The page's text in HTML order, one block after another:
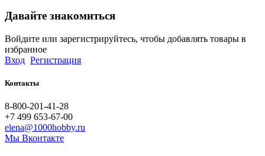
Давайте знакомиться
Войдите или зарегистрируйтесь, чтобы добавлять товары в
избранное
Вход Регистрация
Контакты
8-800-201-41-28
+7 499 653-67-00
elena@1000hobby.ru
Мы Вконтакте